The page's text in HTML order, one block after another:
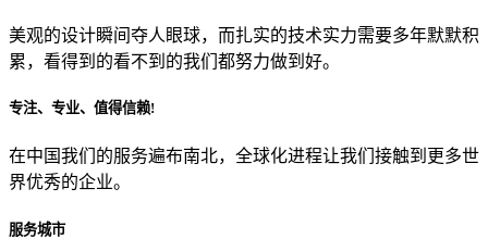
目前主要的营销渠道是？
美观的设计瞬间夺人眼球，而扎实的技术实力需要多年默默积
累，看得到的看不到的我们都努力做到好。
专注、专业、值得信赖!
在中国我们的服务遍布南北，全球化进程让我们接触到更多世
界优秀的企业。
服务城市